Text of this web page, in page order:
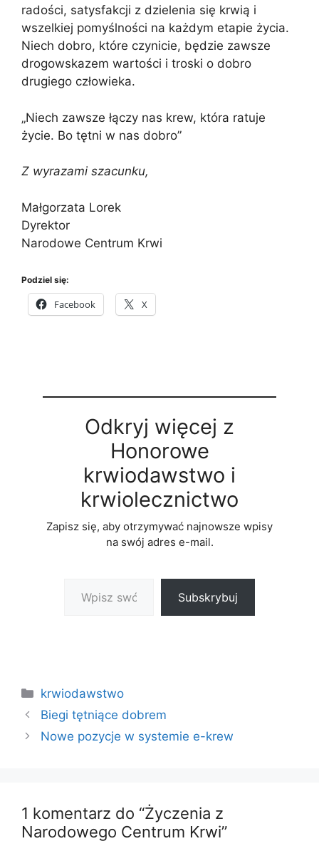
radości, satysfakcji z dzielenia się krwią i
wszelkiej pomyślności na każdym etapie życia.
Niech dobro, które czynicie, będzie zawsze
drogowskazem wartości i troski o dobro
drugiego człowieka.
„Niech zawsze łączy nas krew, która ratuje
życie. Bo tętni w nas dobro”
Z wyrazami szacunku,
Małgorzata Lorek
Dyrektor
Narodowe Centrum Krwi
Podziel się:
Facebook X
Odkryj więcej z
Honorowe
krwiodawstwo i
krwiolecznictwo
Zapisz się, aby otrzymywać najnowsze wpisy
na swój adres e-mail.
Subskrybuj
Kategorie
krwiodawstwo
Biegi tętniące dobrem
Nowe pozycje w systemie e-krew
1 komentarz do “Życzenia z
Narodowego Centrum Krwi”